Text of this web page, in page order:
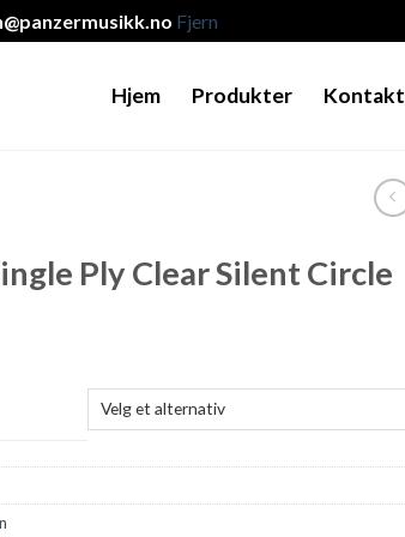
Fjern
Hjem Produkter Kontakt
Ply Clear Silent Circle